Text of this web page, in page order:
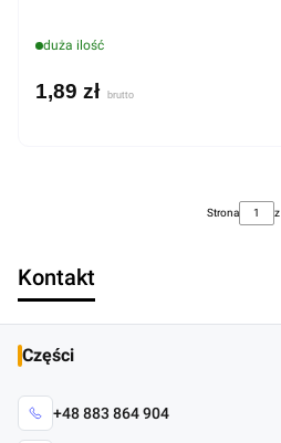
duża ilość
1,89 zł
Strona z
Kontakt
Części
+48 883 864 904